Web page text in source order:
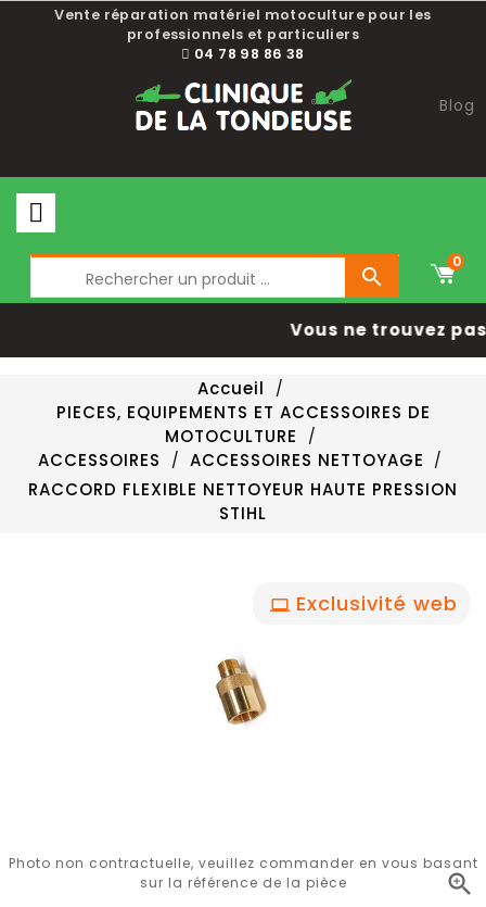
Vente réparation matériel motoculture pour les
professionnels et particuliers
04 78 98 86 38
Blog

0
Vous ne trouvez
Accueil
PIECES, EQUIPEMENTS ET ACCESSOIRES DE
MOTOCULTURE
ACCESSOIRES
ACCESSOIRES NETTOYAGE
RACCORD FLEXIBLE NETTOYEUR HAUTE PRESSION
STIHL
Exclusivité web

Photo non contractuelle, veuillez commander en vous basant
sur la référence de la pièce